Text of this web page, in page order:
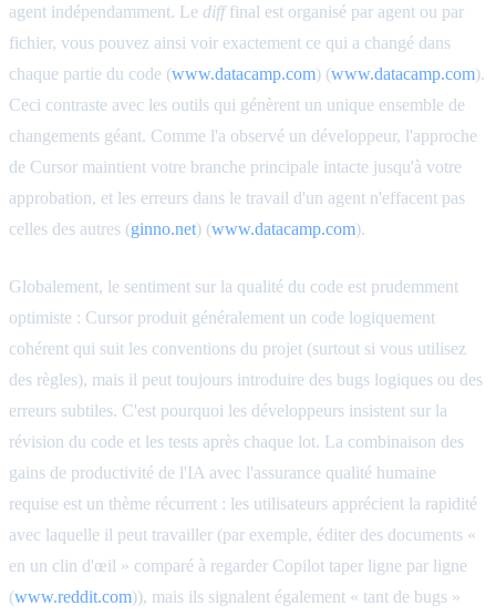
agent indépendamment. Le difffinal est organisé par agent ou par
fichier, vous pouvez ainsi voir exactement ce qui a changé dans
chaque partie du code (www.datacamp.com) (www.datacamp.com).
Ceci contraste avec les outils qui génèrent un unique ensemble de
changements géant. Comme l'a observé un développeur, l'approche
de Cursor maintient votre branche principale intacte jusqu'à votre
approbation, et les erreurs dans le travail d'un agent n'effacent pas
celles des autres (ginno.net) (www.datacamp.com).
Globalement, le sentiment sur la qualité du code est prudemment
optimiste : Cursor produit généralement un code logiquement
cohérent qui suit les conventions du projet (surtout si vous utilisez
des règles), mais il peut toujours introduire des bugs logiques ou des
erreurs subtiles. C'est pourquoi les développeurs insistent sur la
révision du code et les tests après chaque lot. La combinaison des
gains de productivité de l'IA avec l'assurance qualité humaine
requise est un thème récurrent : les utilisateurs apprécient la rapidité
avec laquelle il peut travailler (par exemple, éditer des documents «
en un clin d'œil » comparé à regarder Copilot taper ligne par ligne
(www.reddit.com)), mais ils signalent également « tant de bugs »